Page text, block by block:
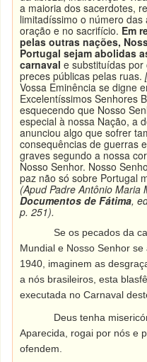
a maioria dos sacerdotes,
limitadíssimo o número
oração e no sacrifício. Em
pelas outras nações,
Portugal sejam abolidas
carnaval e substituídas
preces públicas pelas ruas.
Vossa Eminência se digne
Excelentíssimos Senhores
esquecendo que Nosso
especial à nossa Nação, a
anunciou algo que sofrer
consequências de guerras
graves segundo a nossa
Nosso Senhor. Nosso
paz não só sobre Portugal
(Apud Padre Antônio Maria
Documentos de Fátima,
p. 251).
Se os pecados da
Mundial e Nosso Senhor
1940, imaginem as
a nós brasileiros, esta
executada no Carnaval
Deus tenha
Aparecida, rogai por nós e
ofendem.